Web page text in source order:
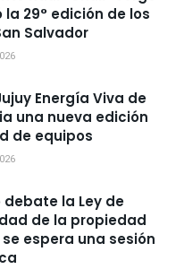
la 29° edición de los
Salvador
Energía Viva de
una nueva edición
de equipos
debate la Ley de
de la propiedad
espera una sesión